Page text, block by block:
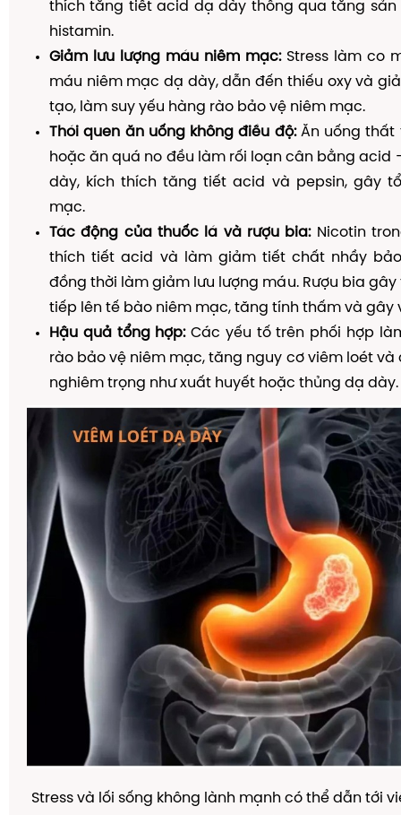
thích tăng tiết acid dạ dày thông qua tăng sản
histamin.
Giảm lưu lượng máu niêm mạc:Stress làm co
máu niêm mạc dạ dày, dẫn đến thiếu oxy và
tạo, làm suy yếu hàng rào bảo vệ niêm mạc.
Thói quen ăn uống không điều độ:Ăn uống thất
hoặc ăn quá no đều làm rối loạn cân bằng acid
dày, kích thích tăng tiết acid và pepsin, gây
mạc.
Tác động của thuốc lá và rượu bia:Nicotin
thích tiết acid và làm giảm tiết chất nhầy
đồng thời làm giảm lưu lượng máu. Rượu bia
tiếp lên tế bào niêm mạc, tăng tính thấm và gây
Hậu quả tổng hợp:Các yếu tố trên phối hợp
rào bảo vệ niêm mạc, tăng nguy cơ viêm loét
nghiêm trọng như xuất huyết hoặc thủng dạ dày.
Stress và lối sống không lành mạnh có thể dẫn tới